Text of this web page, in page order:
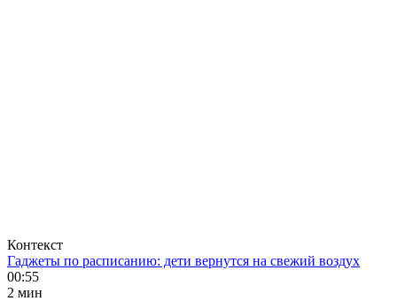
Контекст
Гаджеты по расписанию: дети вернутся на свежий воздух
00:55
2 мин